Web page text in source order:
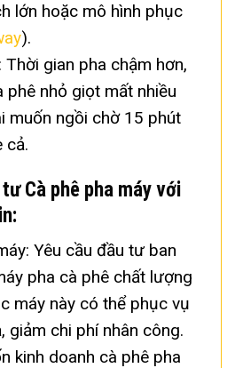
lớn hoặc mô hình phục
).
Thời gian pha chậm hơn,
phê nhỏ giọt mất nhiều
muốn ngồi chờ 15 phút
cả.
Cà phê pha máy với
Yêu cầu đầu tư ban
pha cà phê chất lượng
máy này có thể phục vụ
giảm chi phí nhân công.
kinh doanh cà phê pha